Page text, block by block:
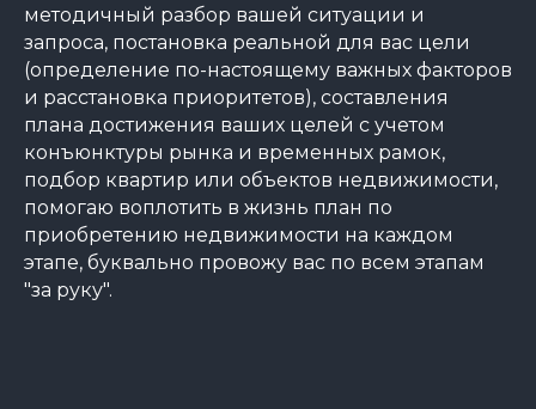
методичный разбор вашей ситуации и
запроса, постановка реальной для вас цели
(определение по-настоящему важных факторов
и расстановка приоритетов), составления
плана достижения ваших целей с учетом
конъюнктуры рынка и временных рамок,
подбор квартир или объектов недвижимости,
помогаю воплотить в жизнь план по
приобретению недвижимости на каждом
этапе, буквально провожу вас по всем этапам
"за руку".